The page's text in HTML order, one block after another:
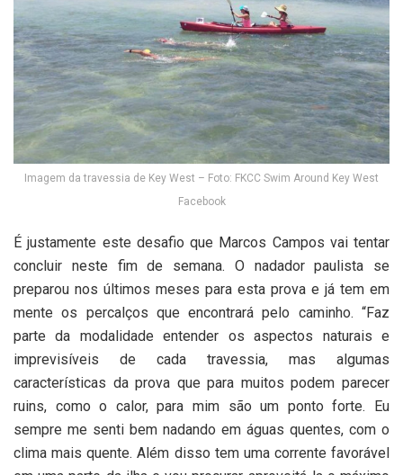
Imagem da travessia de Key West – Foto: FKCC Swim Around Key West
Facebook
É justamente este desafio que Marcos Campos vai tentar
concluir neste fim de semana. O nadador paulista se
preparou nos últimos meses para esta prova e já tem em
mente os percalços que encontrará pelo caminho. “Faz
parte da modalidade entender os aspectos naturais e
imprevisíveis de cada travessia, mas algumas
características da prova que para muitos podem parecer
ruins, como o calor, para mim são um ponto forte. Eu
sempre me senti bem nadando em águas quentes, com o
clima mais quente. Além disso tem uma corrente favorável